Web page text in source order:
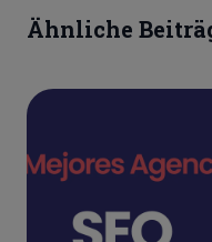
Ähnliche